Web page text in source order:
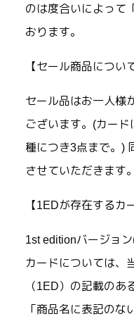
のは度合いによって
おります。
【セール商品につい
セール品はお一人様
ございます。(カー
種につき3点まで。)
させていただきます。
【1EDが存在するカ
1st editionバージョ
カードについては、
（1ED）の記載のあ
「商品名に表記のな